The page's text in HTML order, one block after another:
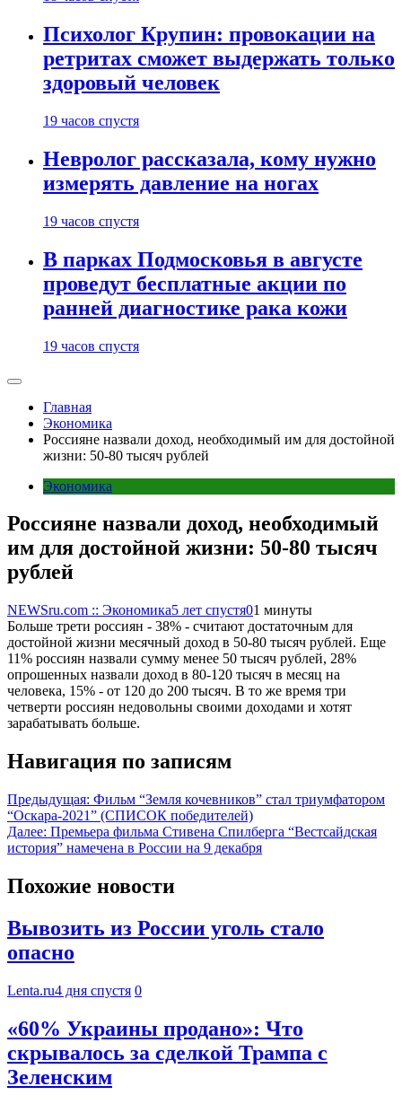
Психолог Крупин: провокации на
ретритах сможет выдержать только
здоровый человек
19 часов спустя
Невролог рассказала, кому нужно
измерять давление на ногах
19 часов спустя
В парках Подмосковья в августе
проведут бесплатные акции по
ранней диагностике рака кожи
19 часов спустя
Главная
Экономика
Россияне назвали доход, необходимый им для достойной
жизни: 50-80 тысяч рублей
Экономика
Россияне назвали доход, необходимый
им для достойной жизни: 50-80 тысяч
рублей
NEWSru.com :: Экономика5 лет спустя01 минуты
Больше трети россиян - 38% - считают достаточным для
достойной жизни месячный доход в 50-80 тысяч рублей. Еще
11% россиян назвали сумму менее 50 тысяч рублей, 28%
опрошенных назвали доход в 80-120 тысяч в месяц на
человека, 15% - от 120 до 200 тысяч. В то же время три
четверти россиян недовольны своими доходами и хотят
зарабатывать больше.
Навигация по записям
Предыдущая: Фильм “Земля кочевников” стал триумфатором
“Оскара-2021” (СПИСОК победителей)
Далее: Премьера фильма Стивена Спилберга “‎Вестсайдская
история” намечена в России на 9 декабря
Похожие новости
Вывозить из России уголь стало
опасно
Lenta.ru4 дня спустя 0
«60% Украины продано»: Что
скрывалось за сделкой Трампа с
Зеленским